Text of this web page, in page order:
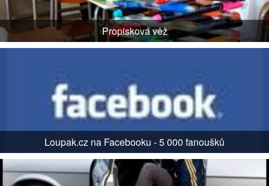
Propisková věž
Loupak.cz na Facebooku - 5 000 fanoušků